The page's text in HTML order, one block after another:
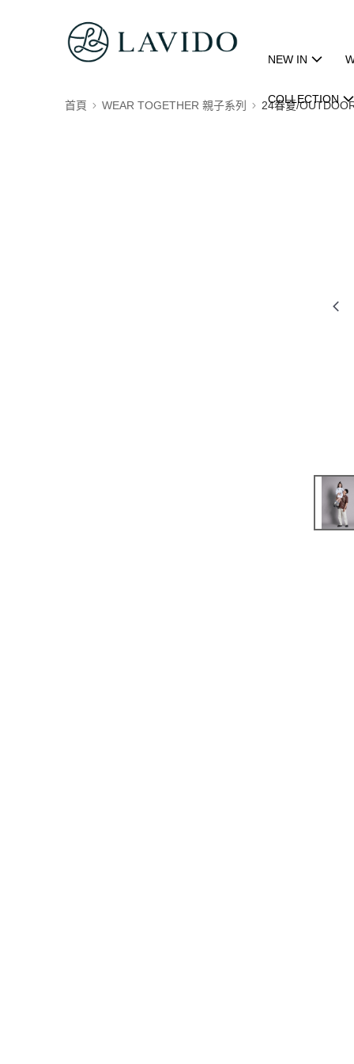
NEW IN
COLLECTION
首頁 WEAR TOGETHER 親子系列 24春夏/